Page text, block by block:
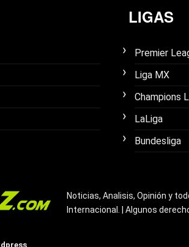
LIGAS
Premier
Liga MX
Champions
LaLiga
Bundesliga
Noticias, Analisis, Opinión y
Internacional. | Algunos